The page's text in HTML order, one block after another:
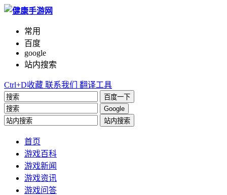
常用
百度
google
站内搜索
Ctrl+D收藏 联系我们 翻译工具
百度一下
Google
站内搜索
首页
游戏百科
游戏新闻
游戏资讯
游戏问答